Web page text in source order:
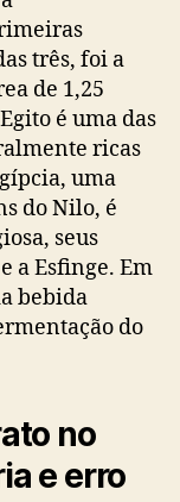
três, foi a
de 1,25
é uma das
ricas
uma
do Nilo, é
seus
a Esfinge. Em
bebida
do
no
e erro